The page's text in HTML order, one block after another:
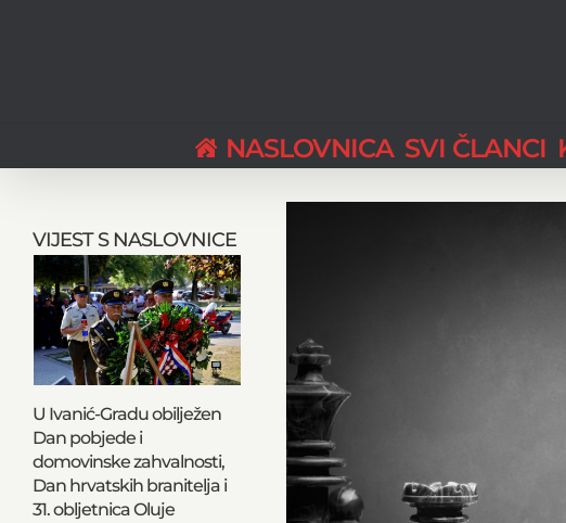
NASLOVNICA SVI ČLANCI
VIJEST S NASLOVNICE
U Ivanić-Gradu obilježen
Dan pobjede i
domovinske zahvalnosti,
Dan hrvatskih branitelja i
31. obljetnica Oluje